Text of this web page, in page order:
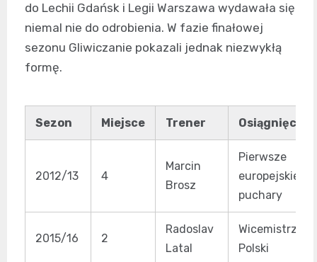
do Lechii Gdańsk i Legii Warszawa wydawała się
niemal nie do odrobienia. W fazie finałowej
sezonu Gliwiczanie pokazali jednak niezwykłą
formę.
Sezon Miejsce Trener Osiągnięcie
2012/13 4
Marcin
Brosz
Pierwsze
europejskie
puchary
2015/16 2
Radoslav
Latal
Polski